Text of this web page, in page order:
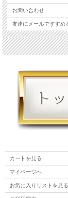
お問い合わせ
友達にメールですすめ
カートを見る
マイページへ
お気に入りリストを見る